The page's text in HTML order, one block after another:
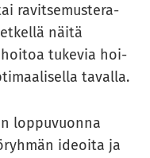
ra­vit­se­mus­te­ra­
näitä
hoi­toa tu­ke­via hoi­
ta­val­la.
lop­pu­vuon­na
ideoi­ta ja